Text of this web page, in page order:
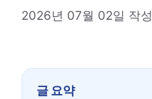
2026년 07월 02일 작
글 요약